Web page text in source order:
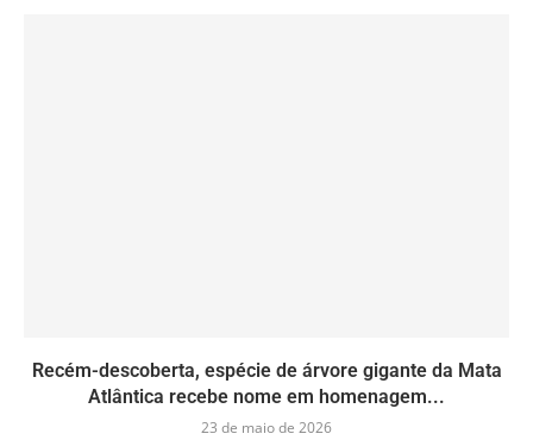
Recém-descoberta, espécie de árvore gigante da Mata
Atlântica recebe nome em homenagem...
23 de maio de 2026